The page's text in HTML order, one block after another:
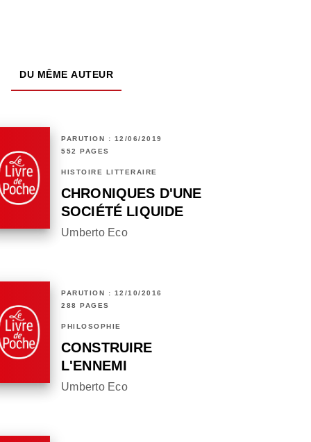
DU MÊME AUTEUR
PARUTION : 12/06/2019
552 PAGES
HISTOIRE LITTÉRAIRE
CHRONIQUES D'UNE
SOCIÉTÉ LIQUIDE
Umberto Eco
PARUTION : 12/10/2016
288 PAGES
PHILOSOPHIE
CONSTRUIRE
L'ENNEMI
Umberto Eco